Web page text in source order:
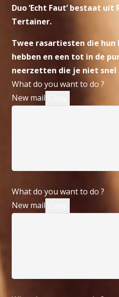
Duo ‘Echt Faut’ bestaat uit
Tertainer.
Twee rasartiesten die
hebben en een tot in de
neerzetten die je niet
What do you want to do ?
New mail
What do you want to do ?
New mail